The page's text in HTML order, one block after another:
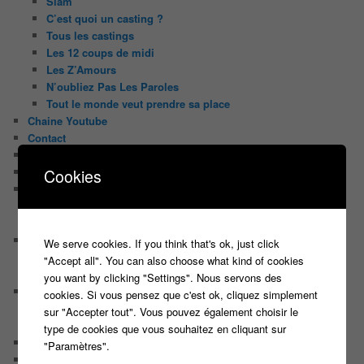
C’est quoi un casting ?
Tous les castings
Les 12 coups de midi
Les Z’Amours
N’oubliez Pas Les Paroles
Tout le monde veut prendre sa place
Chaine Youtube
Contact
Le candidat masqué
Géraldine multirécidiviste des émissions TV
Les coulisses des jeux
Les caméras d’un jeu plateau
Un plateau de jeu télévisé coûte cher, mais pourquoi ?
Les interviews de Lora
Quand Lora rencontre Aline elles parlent de quoi ?
Quand Lora papote avec Franck, ils parlent de quoi ?
NewsLetter
Cookies
We serve cookies. If you think that's ok, just click
"Accept all". You can also choose what kind of cookies
you want by clicking "Settings". Nous servons des
cookies. Si vous pensez que c'est ok, cliquez simplement
sur "Accepter tout". Vous pouvez également choisir le
type de cookies que vous souhaitez en cliquant sur
"Paramètres".